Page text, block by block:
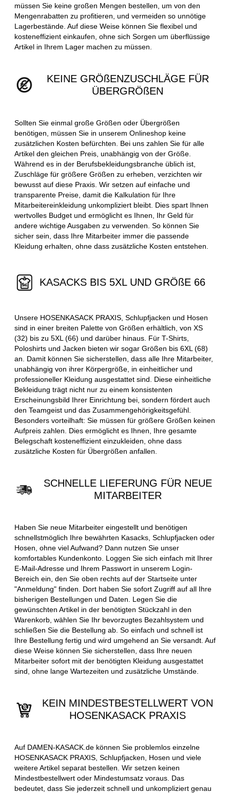
müssen Sie keine großen Mengen bestellen, um von den
Mengenrabatten zu profitieren, und vermeiden so unnötige
Lagerbestände. Auf diese Weise können Sie flexibel und
kosteneffizient einkaufen, ohne sich Sorgen um überflüssige
Artikel in Ihrem Lager machen zu müssen.
KEINE GRÖßENZUSCHLÄGE FÜR
ÜBERGRÖßEN
Sollten Sie einmal große Größen oder Übergrößen
benötigen, müssen Sie in unserem Onlineshop keine
zusätzlichen Kosten befürchten. Bei uns zahlen Sie für alle
Artikel den gleichen Preis, unabhängig von der Größe.
Während es in der Berufsbekleidungsbranche üblich ist,
Zuschläge für größere Größen zu erheben, verzichten wir
bewusst auf diese Praxis. Wir setzen auf einfache und
transparente Preise, damit die Kalkulation für Ihre
Mitarbeitereinkleidung unkompliziert bleibt. Dies spart Ihnen
wertvolles Budget und ermöglicht es Ihnen, Ihr Geld für
andere wichtige Ausgaben zu verwenden. So können Sie
sicher sein, dass Ihre Mitarbeiter immer die passende
Kleidung erhalten, ohne dass zusätzliche Kosten entstehen.
KASACKS BIS 5XL UND GRÖßE 66
Unsere HOSENKASACK PRAXIS, Schlupfjacken und Hosen
sind in einer breiten Palette von Größen erhältlich, von XS
(32) bis zu 5XL (66) und darüber hinaus. Für T-Shirts,
Poloshirts und Jacken bieten wir sogar Größen bis 6XL (68)
an. Damit können Sie sicherstellen, dass alle Ihre Mitarbeiter,
unabhängig von ihrer Körpergröße, in einheitlicher und
professioneller Kleidung ausgestattet sind. Diese einheitliche
Bekleidung trägt nicht nur zu einem konsistenten
Erscheinungsbild Ihrer Einrichtung bei, sondern fördert auch
den Teamgeist und das Zusammengehörigkeitsgefühl.
Besonders vorteilhaft: Sie müssen für größere Größen keinen
Aufpreis zahlen. Dies ermöglicht es Ihnen, Ihre gesamte
Belegschaft kosteneffizient einzukleiden, ohne dass
zusätzliche Kosten für Übergrößen anfallen.
SCHNELLE LIEFERUNG FÜR NEUE
MITARBEITER
Haben Sie neue Mitarbeiter eingestellt und benötigen
schnellstmöglich Ihre bewährten Kasacks, Schlupfjacken oder
Hosen, ohne viel Aufwand? Dann nutzen Sie unser
komfortables Kundenkonto. Loggen Sie sich einfach mit Ihrer
E-Mail-Adresse und Ihrem Passwort in unserem Login-
Bereich ein, den Sie oben rechts auf der Startseite unter
"Anmeldung" finden. Dort haben Sie sofort Zugriff auf all Ihre
bisherigen Bestellungen und Daten. Legen Sie die
gewünschten Artikel in der benötigten Stückzahl in den
Warenkorb, wählen Sie Ihr bevorzugtes Bezahlsystem und
schließen Sie die Bestellung ab. So einfach und schnell ist
Ihre Bestellung fertig und wird umgehend an Sie versandt. Auf
diese Weise können Sie sicherstellen, dass Ihre neuen
Mitarbeiter sofort mit der benötigten Kleidung ausgestattet
sind, ohne lange Wartezeiten und zusätzliche Umstände.
KEIN MINDESTBESTELLWERT VON
HOSENKASACK PRAXIS
Auf DAMEN-KASACK.de können Sie problemlos einzelne
HOSENKASACK PRAXIS, Schlupfjacken, Hosen und viele
weitere Artikel separat bestellen. Wir setzen keinen
Mindestbestellwert oder Mindestumsatz voraus. Das
bedeutet, dass Sie jederzeit schnell und unkompliziert genau